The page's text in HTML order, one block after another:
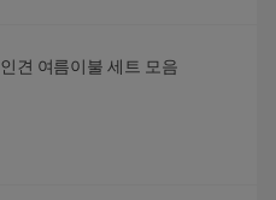
견 여름이불 세트 모음